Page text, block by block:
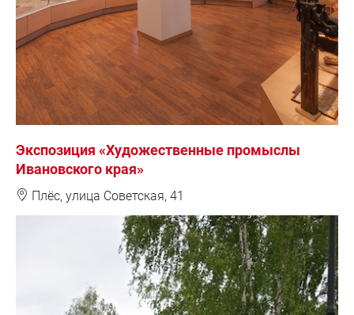
Экспозиция «Художественные промыслы
Ивановского края»
❽ Плёс, улица Советская, 41